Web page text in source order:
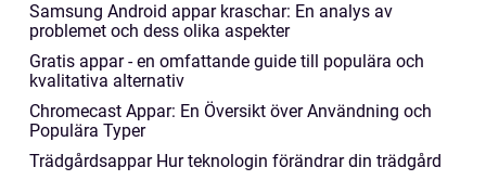
Samsung Android appar kraschar: En analys av
problemet och dess olika aspekter
Gratis appar - en omfattande guide till populära och
kvalitativa alternativ
Chromecast Appar: En Översikt över Användning och
Populära Typer
Trädgårdsappar Hur teknologin förändrar din trädgård